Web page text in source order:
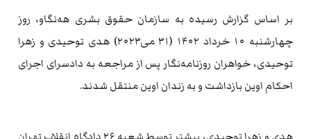
بر اساس گزارش رسیده به سازمان حقوق بشری هه‌نگاو، روز
چهارشنبه ۱۰ خرداد ۱۴۰۲ (۳۱ می‌۲۰۲۳) هدی توحیدی و زهرا
توحیدی، خواهران روزنامه‌نگار پس از مراجعه به دادسرای اجرای
احکام اوین بازداشت و به زندان اوین منتقل شدند.